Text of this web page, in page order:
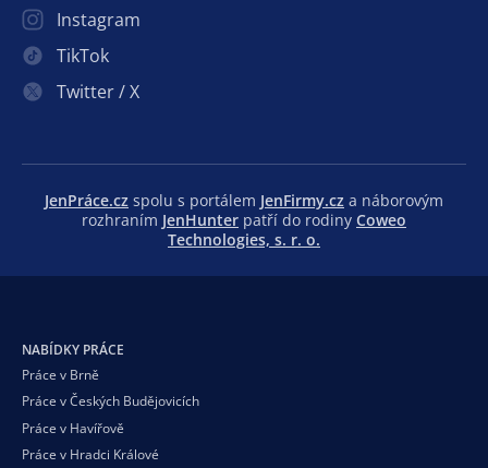
Instagram
TikTok
Twitter / X
JenPráce.cz spolu s portálem JenFirmy.cz a náborovým
rozhraním JenHunter patří do rodiny Coweo
Technologies, s. r. o.
NABÍDKY PRÁCE
Práce v Brně
Práce v Českých Budějovicích
Práce v Havířově
Práce v Hradci Králové